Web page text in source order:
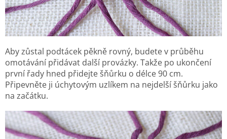
Aby zůstal podtácek pěkně rovný, budete v průběhu
omotávání přidávat další provázky. Takže po ukončení
první řady hned přidejte šňůrku o délce 90 cm.
Připevněte ji úchytovým uzlíkem na nejdelší šňůrku jako
na začátku.